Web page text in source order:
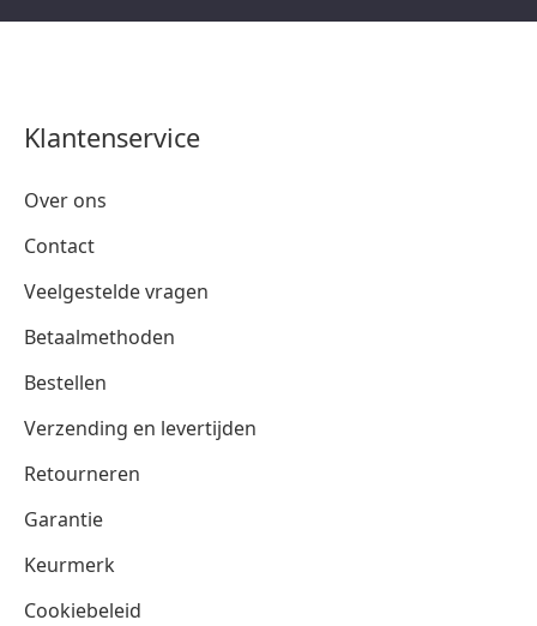
Klantenservice
Over ons
Contact
Veelgestelde vragen
Betaalmethoden
Bestellen
Verzending en levertijden
Retourneren
Garantie
Keurmerk
Cookiebeleid